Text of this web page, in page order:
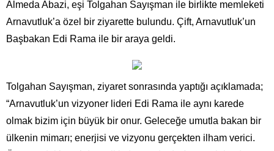
Almeda Abazi, eşi Tolgahan Sayışman ile birlikte memleketi
Arnavutluk’a özel bir ziyarette bulundu. Çift, Arnavutluk’un
Başbakan Edi Rama ile bir araya geldi.
Tolgahan Sayışman, ziyaret sonrasında yaptığı açıklamada;
“Arnavutluk’un vizyoner lideri Edi Rama ile aynı karede
olmak bizim için büyük bir onur. Geleceğe umutla bakan bir
ülkenin mimarı; enerjisi ve vizyonu gerçekten ilham verici.